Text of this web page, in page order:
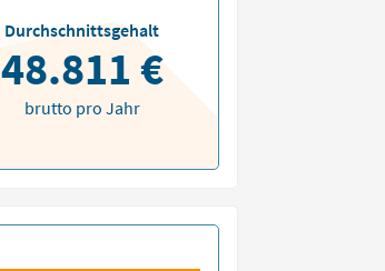
Durchschnittsgehalt
48.811 €
brutto pro Jahr